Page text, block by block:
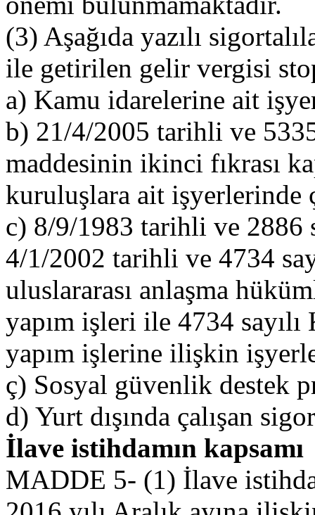
(3) Aşağıda yazılı
ile getirilen gelir vergisi
a) Kamu idarelerine ait
b) 21/4/2005 tarihli ve
maddesinin ikinci fıkrası
kuruluşlara ait işyerlerinde
c) 8/9/1983 tarihli ve 2886
4/1/2002 tarihli ve 4734
uluslararası anlaşma
yapım işleri ile 4734
yapım işlerine ilişkin
ç) Sosyal güvenlik destek
d) Yurt dışında çalışan
İlave istihdamın kapsamı
MADDE 5- (1) İlave